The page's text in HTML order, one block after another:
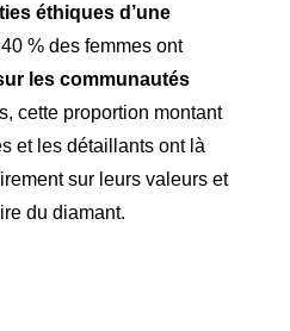
éthiques d’une
% des femmes ont
les communautés
cette proportion montant
et les détaillants ont là
sur leurs valeurs et
du diamant.